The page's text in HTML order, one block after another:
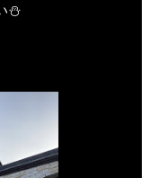
⛄️